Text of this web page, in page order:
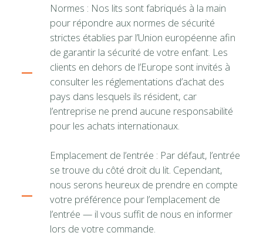
Normes : Nos lits sont fabriqués à la main
pour répondre aux normes de sécurité
strictes établies par l’Union européenne afin
de garantir la sécurité de votre enfant. Les
clients en dehors de l’Europe sont invités à
consulter les réglementations d’achat des
pays dans lesquels ils résident, car
l’entreprise ne prend aucune responsabilité
pour les achats internationaux.
Emplacement de l’entrée : Par défaut, l’entrée
se trouve du côté droit du lit. Cependant,
nous serons heureux de prendre en compte
votre préférence pour l’emplacement de
l’entrée — il vous suffit de nous en informer
lors de votre commande.